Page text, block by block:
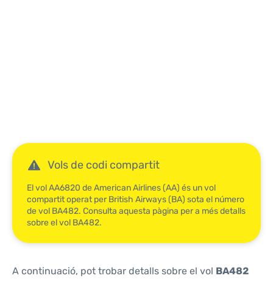
Vols de codi compartit
El vol AA6820 de American Airlines (AA) és un vol
compartit operat per British Airways (BA) sota el número
de vol BA482. Consulta aquesta pàgina per a més detalls
sobre el vol BA482.
A continuació, pot trobar detalls sobre el vol BA482